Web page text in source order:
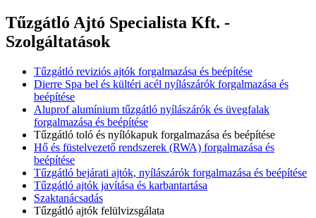
Tűzgátló Ajtó Specialista Kft. -
Szolgáltatások
Tűzgátló reviziós ajtók forgalmazása és beépítése
Dierre Spa bel és kültéri acél nyílászárók forgalmazása és
beépítése
Aluprof alumínium tűzgátló nyílászárók és üvegfalak
forgalmazása és beépítése
Tűzgátló toló és nyílókapuk forgalmazása és beépítése
Hő és füstelvezető rendszerek (RWA) forgalmazása és
beépítése
Tűzgátló bejárati ajtók, nyílászárók forgalmazása és beépítése
Tűzgátló ajtók javítása és karbantartása
Szaktanácsadás
Tűzgátló ajtók felülvizsgálata